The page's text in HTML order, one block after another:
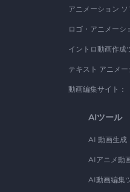
アニメーション ソ
ロゴ・アニメーシ
イントロ動画作成
テキスト アニメ
動画編集サイト：
AIツール
AI 動画生成
AIアニメ動
AI動画編集